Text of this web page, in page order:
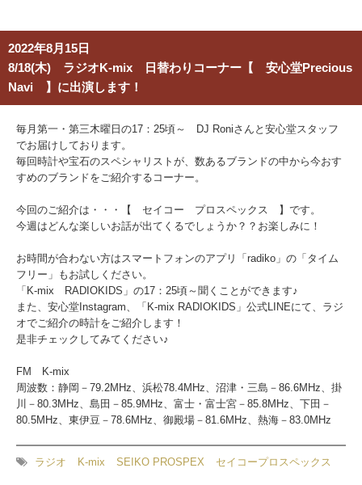
2022年8月15日
8/18(木) ラジオK-mix 日替わりコーナー【 安心堂Precious
Navi 】に出演します！
毎月第一・第三木曜日の17：25頃～ DJ Roniさんと安心堂スタッフ
でお届けしております。
毎回時計や宝石のスペシャリストが、数あるブランドの中から今おす
すめのブランドをご紹介するコーナー。
今回のご紹介は・・・【 セイコー プロスペックス 】です。
今週はどんな楽しいお話が出てくるでしょうか？？お楽しみに！
お時間が合わない方はスマートフォンのアプリ「radiko」の「タイム
フリー」もお試しください。
「K-mix RADIOKIDS」の17：25頃～聞くことができます♪
また、安心堂Instagram、「K-mix RADIOKIDS」公式LINEにて、ラジ
オでご紹介の時計をご紹介します！
是非チェックしてみてください♪
FM K-mix
周波数：静岡－79.2MHz、浜松78.4MHz、沼津・三島－86.6MHz、掛
川－80.3MHz、島田－85.9MHz、富士・富士宮－85.8MHz、下田－
80.5MHz、東伊豆－78.6MHz、御殿場－81.6MHz、熱海－83.0MHz
ラジオ K-mix SEIKO PROSPEX セイコープロスペックス